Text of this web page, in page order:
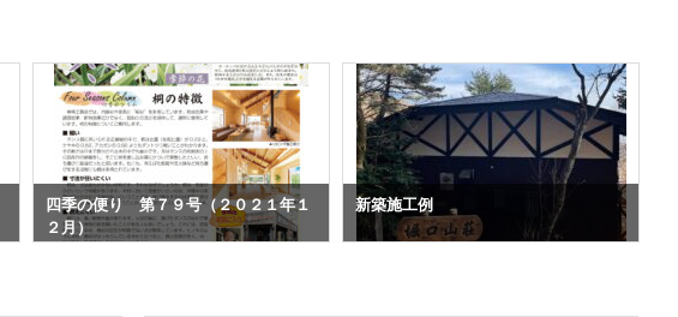
四季の便り 第７９号（２０２１年１
２月）
新築施工例